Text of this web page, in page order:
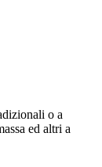
o a
ed altri a